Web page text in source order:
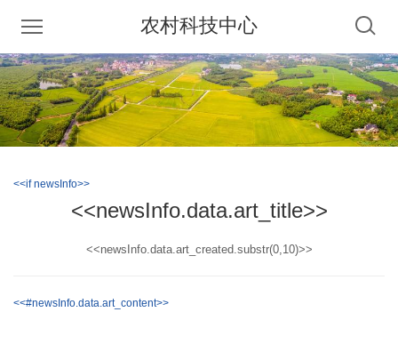
农村科技中心
<<if newsInfo>>
<<newsInfo.data.art_title>>
<<newsInfo.data.art_created.substr(0,10)>>
<<#newsInfo.data.art_content>>